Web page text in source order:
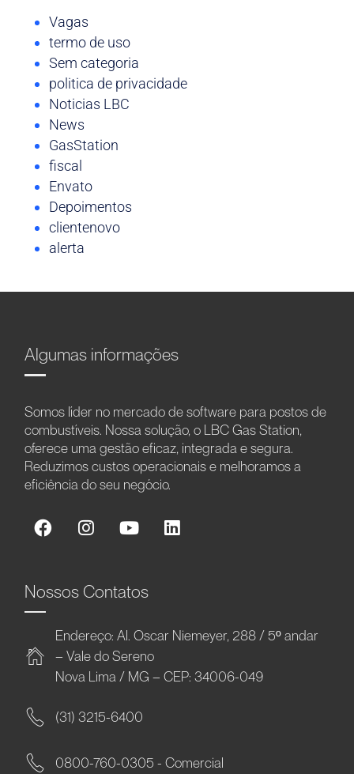
Vagas
termo de uso
Sem categoria
politica de privacidade
Noticias LBC
News
GasStation
fiscal
Envato
Depoimentos
clientenovo
alerta
Algumas informações
Somos líder no mercado de software para postos de
combustíveis. Nossa solução, o LBC Gas Station,
oferece uma gestão eficaz, integrada e segura.
Reduzimos custos operacionais e melhoramos a
eficiência do seu negócio.
Nossos Contatos
Endereço: Al. Oscar Niemeyer, 288 / 5º andar
– Vale do Sereno
Nova Lima / MG – CEP: 34006-049
(31) 3215-6400
0800-760-0305 - Comercial